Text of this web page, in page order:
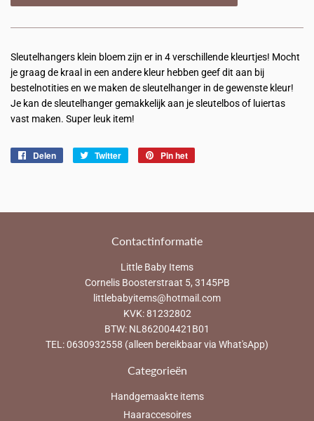
Sleutelhangers klein bloem zijn er in 4 verschillende kleurtjes! Mocht
je graag de kraal in een andere kleur hebben geef dit aan bij
bestelnotities en we maken de sleutelhanger in de gewenste kleur!
Je kan de sleutelhanger gemakkelijk aan je sleutelbos of luiertas
vast maken. Super leuk item!
Delen
Delen
Twitter
TwitterenPin het
Contactinformatie
Little Baby Items
Cornelis Boosterstraat 5, 3145PB
littlebabyitems@hotmail.com
KVK: 81232802
BTW: NL862004421B01
TEL: 0630932558 (alleen bereikbaar via What'sApp)
Categorieën
Handgemaakte items
Haaraccesoires